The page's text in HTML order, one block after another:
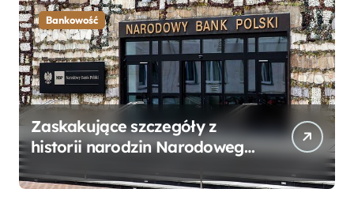
Bankowość
Zaskakujące szczegóły z
historii narodzin Narodowego
mogłeś nie wiedzieć